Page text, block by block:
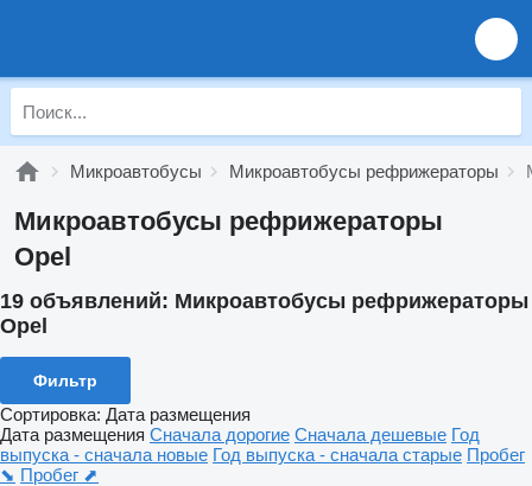
Микроавтобусы Микроавтобусы рефрижераторы
Микроавтобусы рефрижераторы
Opel
19 объявлений: Микроавтобусы рефрижераторы
Opel
Фильтр
Сортировка: Дата размещения
Дата размещения Сначала дорогие Сначала дешевые Год
выпуска - сначала новые Год выпуска - сначала старые Пробег
⬊ Пробег ⬈